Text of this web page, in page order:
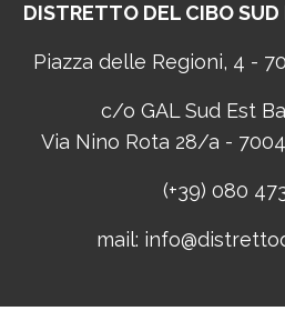
DISTRETTO DEL CIBOSUD
Piazza delle Regioni, 4 -
c/o GAL Sud Est
Via Nino Rota 28/a -
(+39) 080
mail: